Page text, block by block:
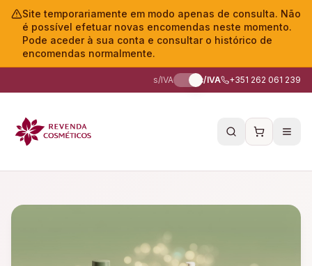
Site temporariamente em modo apenas de consulta. Não
é possível efetuar novas encomendas neste momento.
Pode aceder à sua conta e consultar o histórico de
encomendas normalmente.
s/IVA c/IVA +351 262 061 239